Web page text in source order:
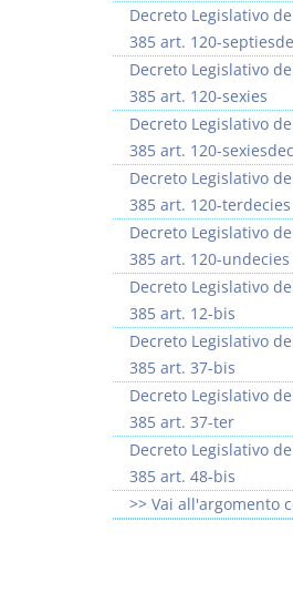
Decreto Legislativo
385 art. 120-
Decreto Legislativo
385 art. 120-sexies
Decreto Legislativo
385 art. 120-
Decreto Legislativo
385 art. 120-terdecies
Decreto Legislativo
385 art. 120-undecies
Decreto Legislativo
385 art. 12-bis
Decreto Legislativo
385 art. 37-bis
Decreto Legislativo
385 art. 37-ter
Decreto Legislativo
385 art. 48-bis
>> Vai all'argomento